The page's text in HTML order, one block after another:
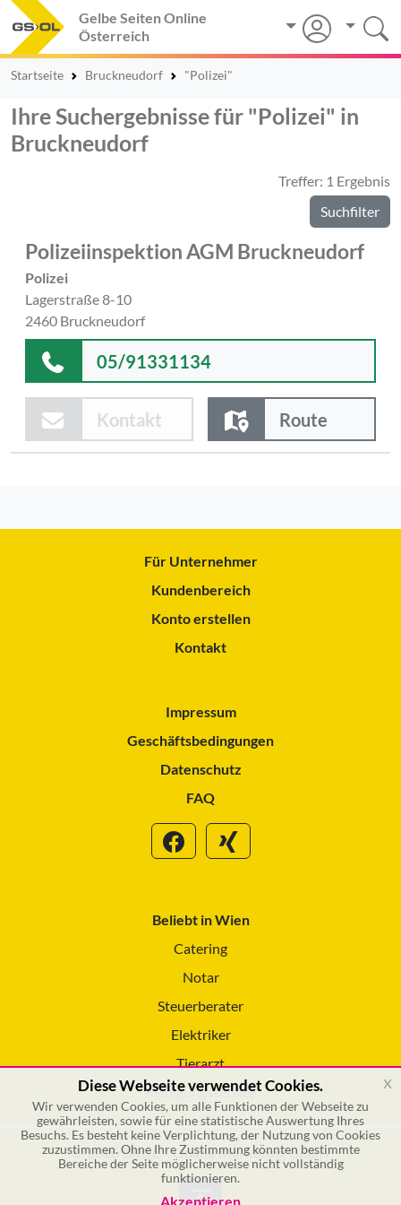
Gelbe Seiten Online
Österreich
Startseite Bruckneudorf "Polizei"
Ihre Suchergebnisse für "Polizei" in
Bruckneudorf
Treffer: 1 Ergebnis
Suchfilter
Polizeiinspektion AGM Bruckneudorf
Polizei
Lagerstraße 8-10
2460 Bruckneudorf
05/91331134
Kontakt Route
Für Unternehmer
Kundenbereich
Konto erstellen
Kontakt
Impressum
Geschäftsbedingungen
Datenschutz
FAQ
Beliebt in Wien
Catering
Notar
Steuerberater
Elektriker
Tierarzt
Reinigungsservice
© 2026 GSOL – Online Marketing GmbH
Diese Webseite verwendet Cookies.
Wir verwenden Cookies, um alle Funktionen der Webseite zu
gewährleisten, sowie für eine statistische Auswertung Ihres
Besuchs. Es besteht keine Verplichtung, der Nutzung von Cookies
zuzustimmen. Ohne Ihre Zustimmung könnten bestimmte
Bereiche der Seite möglicherweise nicht vollständig
funktionieren.
Akzeptieren
x